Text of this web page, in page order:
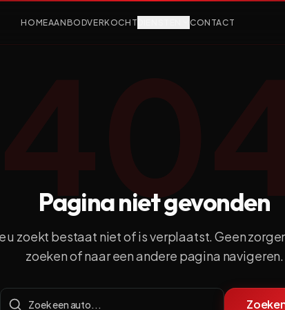
HOMEAANBODVERKOCHT CONTACT
Pagina niet gevonden
u zoekt bestaat niet of is verplaatst. Geen
zoeken of naar een andere pagina navigeren.